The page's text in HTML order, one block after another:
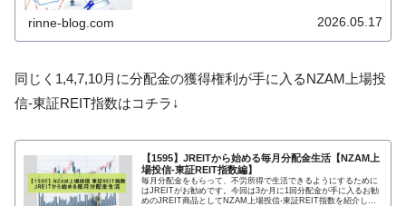
rinne-blog.com 2026.05.17
同じく1,4,7,10月に分配金の獲得権利が手に入るNZAM上場投
信-東証REIT指数はコチラ↓
【1595】JREITから始める毎月分配金生活【NZAM上
場投信-東証REIT指数編】
毎月分配金をもらって、不労所得で生活できるようにするために
はJREITがお勧めです。今回は3か月に1回分配金が手に入るお勧
めのJREIT商品としてNZAM上場投信-東証REIT指数を紹介しま